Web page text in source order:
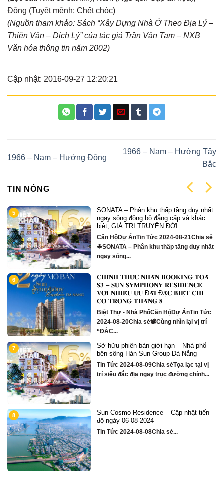
Đông (Tuyệt mệnh: Chết chóc)
(Nguồn tham khảo: Sách “Xây Dựng Nhà Ở Theo Địa Lý –
Thiên Văn – Dịch Lý” của tác giả Trần Văn Tam – NXB
Văn hóa thông tin năm 2002)
Cập nhật: 2016-09-27 12:20:21
1966 – Nam – Hướng Đông
1966 – Nam – Hướng Tây
Bắc
TIN NÓNG
5
SONATA – Phân khu thấp tầng duy nhất
ngay sông đồng bộ đẳng cấp và khác
biệt, GIÁ TRỊ TRUYỀN ĐỜI.
Căn HộDự ÁnTin Tức 2024-08-21Chia sẻ
☘SONATA – Phân khu thấp tầng duy nhất
ngay sông...
6
𝐂𝐇𝐈́𝐍𝐇 𝐓𝐇𝐔̛́𝐂 𝐍𝐇𝐀̣̂𝐍 𝐁𝐎𝐎𝐊𝐈𝐍𝐆 𝐓𝐎𝐀̀
𝐒𝟑 – 𝐒𝐔𝐍 𝐒𝐘𝐌𝐏𝐇𝐎𝐍𝐘 𝐑𝐄𝐒𝐈𝐃𝐄𝐍𝐂𝐄
𝐕𝐎̛́𝐈 𝐍𝐇𝐈𝐄̂̀𝐔 𝐔̛𝐔 Đ𝐀̃𝐈 Đ𝐀̣̆𝐂 𝐁𝐈𝐄̣̂𝐓 𝐂𝐇𝐈̉
𝐂𝐎́ 𝐓𝐑𝐎𝐍𝐆 𝐓𝐇𝐀́𝐍𝐆 𝟖
Biệt Thự - Nhà PhốCăn HộDự ÁnTin Tức
2024-08-20Chia sẻ📽Cùng nhìn lại vị trí
“ĐẮC...
7
Sở hữu phiên bản giới hạn – Nhà phố
bên sông Hàn Sun Group Đà Nẵng
Tin Tức 2024-08-09Chia sẻTọa lạc tại vị
trí siêu đắc địa ngay trục đường chính...
8
Sun Cosmo Residence – Cập nhật tiến
độ ngày 06-08-2024
Tin Tức 2024-08-08Chia sẻ...